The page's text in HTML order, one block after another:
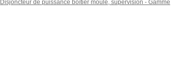
Disjoncteur de puissance boîtier moulé, supervision - Gamme